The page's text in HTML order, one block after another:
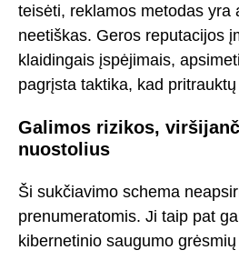
teisėti, reklamos metodas yra
neetiškas. Geros reputacijos
klaidingais įspėjimais,
pagrįsta taktika, kad
Galimos rizikos,
nuostolius
Ši sukčiavimo schema
prenumeratomis. Ji taip pat
kibernetinio saugumo